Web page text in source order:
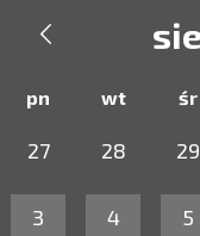

pn wt śr
27 28 29
3 4 5